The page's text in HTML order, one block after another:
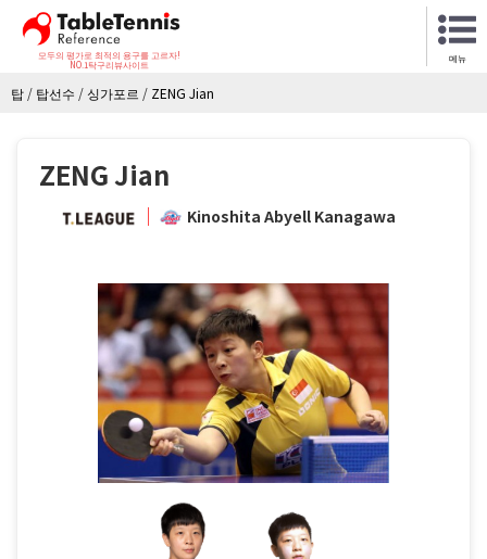
모두의 평가로 최적의 용구를 고르자!
NO.1탁구리뷰사이트
메뉴
탑 / 탑선수 /싱가포르 / ZENG Jian
ZENG Jian
Kinoshita Abyell Kanagawa